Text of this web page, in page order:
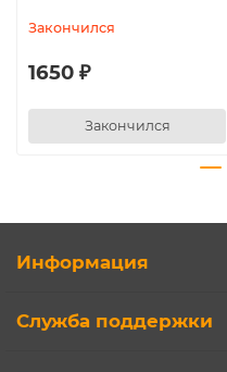
Закончился
1650 ₽
Закончился
Информация
Служба поддержки